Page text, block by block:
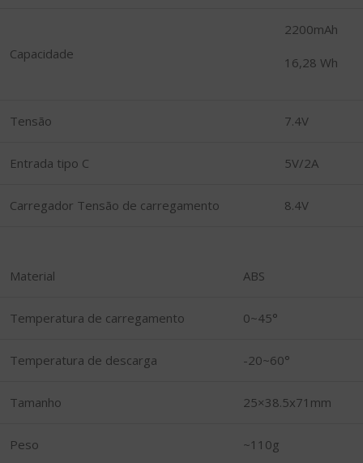
Capacidade
2200mAh
16,28 Wh
Tensão 7.4V
Entrada tipo C 5V/2A
Carregador Tensão de carregamento 8.4V
Material ABS
Temperatura de carregamento 0~45°
Temperatura de descarga -20~60°
Tamanho 25×38.5x71mm
Peso ~110g